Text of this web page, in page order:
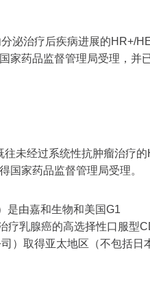
泌治疗后疾病进展的HR+/
家药品监督管理局受理，并
未经过系统性抗肿瘤治疗
国家药品监督管理局受理。
由嘉和生物和美国G1
疗乳腺癌的高选择性口服型
）取得亚太地区（不包括日